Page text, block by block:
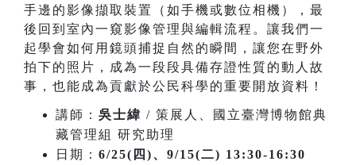
手邊的影像擷取裝置（如手機或數位相機），最
後回到室內一窺影像管理與編輯流程。讓我們一
起學會如何用鏡頭捕捉自然的瞬間，讓您在野外
拍下的照片，成為一段段具備存證性質的動人故
事，也能成為貢獻於公民科學的重要開放資料！
講師： 吳士緯 / 策展人、國立臺灣博物館典
藏管理組 研究助理
日期： 6/25(四)、9/15(二) 13:30-16:30